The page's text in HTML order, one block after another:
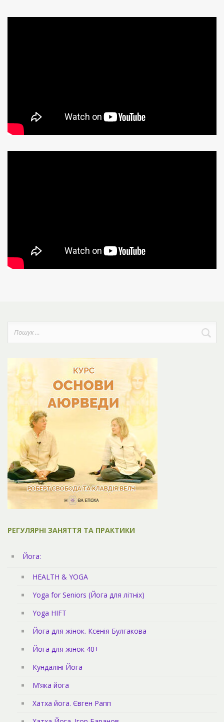
РЕГУЛЯРНІ ЗАНЯТТЯ ТА ПРАКТИКИ
Йога:
HEALTH & YOGA
Yoga for Seniors (Йога для літніх)
Yoga HIFT
Йога для жінок. Ксенія Булгакова
Йога для жінок 40+
Кундаліні Йога
М’яка йога
Хатха йога. Євген Рапп